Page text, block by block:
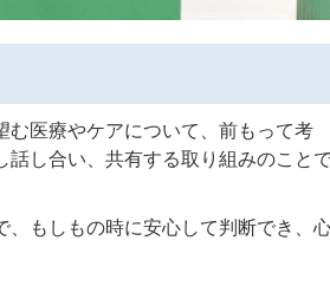
む医療やケアについて、前もって考
話し合い、共有する取り組みのこと
もしもの時に安心して判断でき、